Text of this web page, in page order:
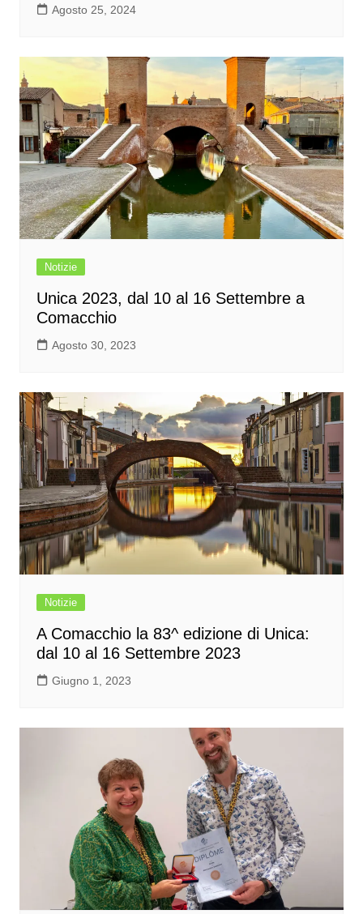
Agosto 25, 2024
Notizie
Unica 2023, dal 10 al 16 Settembre a
Comacchio
Agosto 30, 2023
Notizie
A Comacchio la 83^ edizione di Unica:
dal 10 al 16 Settembre 2023
Giugno 1, 2023